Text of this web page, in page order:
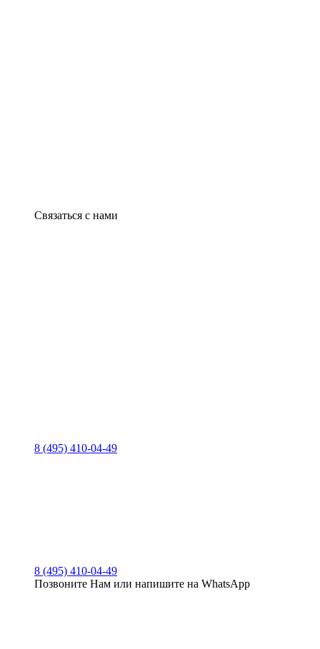
Связаться с нами
8 (495) 410-04-49
8 (495) 410-04-49
Позвоните Нам или напишите на WhatsApp